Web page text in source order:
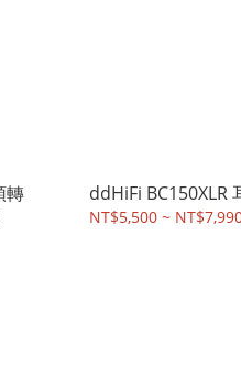
轉
ddHiFi
NT$5,500 ~